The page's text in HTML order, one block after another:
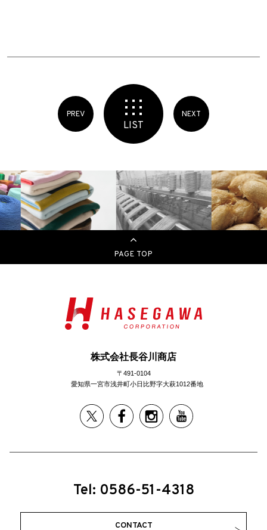
PREV
LIST
NEXT
PAGE TOP
株式会社長谷川商店
〒491-0104
愛知県一宮市浅井町小日比野字大萩1012番地
Tel: 0586-51-4318
CONTACT